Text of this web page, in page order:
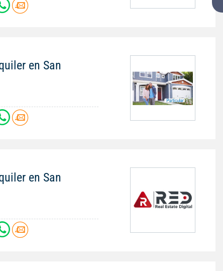
en San
en San